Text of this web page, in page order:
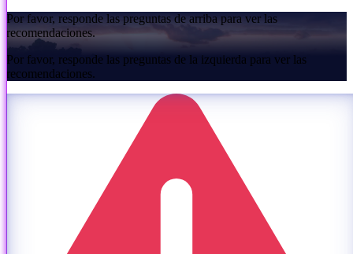
Por favor, responde las preguntas de arriba para ver las
recomendaciones.
Por favor, responde las preguntas de la izquierda para ver las
recomendaciones.